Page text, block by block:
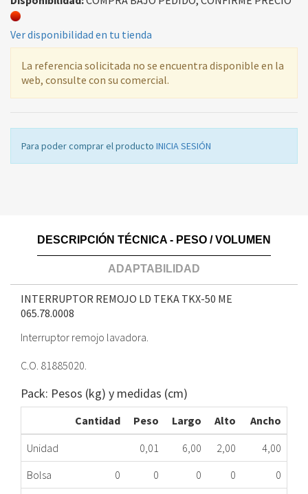
Ver disponibilidad en tu tienda
La referencia solicitada no se encuentra disponible en la
web, consulte con su comercial.
Para poder comprar el producto INICIA SESIÓN
DESCRIPCIÓN TÉCNICA - PESO / VOLUMEN
ADAPTABILIDAD
INTERRUPTOR REMOJO LD TEKA TKX-50 ME
065.78.0008
Interruptor remojo lavadora.
C.O. 81885020.
Pack: Pesos (kg) y medidas (cm)
Cantidad Peso Largo Alto
Ancho
Unidad
0,01 6,00 2,00
4,00
Bolsa
0 0 0 0
0